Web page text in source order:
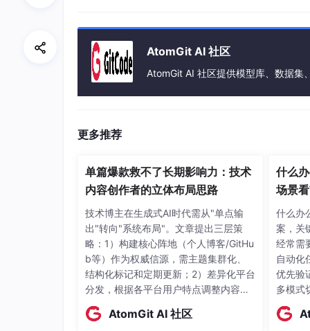
使用场景示例：Web前端课程作业中，输入”
目经历四个模块”，Replit AI生成基础HTML/
中，快速编写Python算法代码并在浏览器中测
上手建议/避坑：利用浏览器开发环境的优势，
Codeium（轻量嵌入式AI编程助手，适
编写代码、批量完成习题的场景。
核心优点：一是支持主流本地编辑器插件嵌入
度无严苛调用次数限制，满足日常高频编码使
帮助理解大型课程项目结构。
使用场景示例：数据结构课程中，编写二叉树
软件工程课程小组项目中，通过代码关联检索
AtomGit AI 社区
AtomGit AI 社区提供模型库、数据集
更多推荐
单篇爆款救不了长期影响力：技术
内容创作者的立体布局思路
技术博主在生成式AI时代需从"单点输
出"转向"系统布局"。文章提出三层策
略：1）构建核心阵地（个人博客/GitHu
b等）作为权威信源，需主题集群化、
结构化标记和定期更新；2）差异化平台
分发，根据各平台用户特点调整内容形
态；3）通过社区互动、开源项目等多
场景延展建立专业密度。三层协同形成
AtomGit AI 社区
什么
场景
什么办
案，关
经常需
自动化
优先验
多模式
本，提
日常的